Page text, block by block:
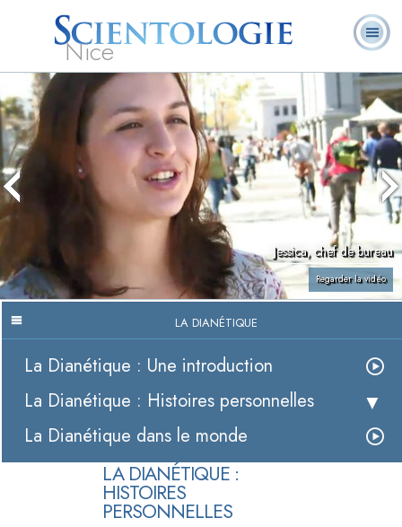
Nice
L. Ron Hubbard
Qu’est-ce que la
Scientologie ?
Ministres
volontaires
Livres
Jessica, chef de bureau
Regarder la vidéo
LA DIANÉTIQUE
La Dianétique : Une introduction
La Dianétique : Histoires personnelles
La Dianétique dans le monde
LA DIANÉTIQUE :
HISTOIRES
PERSONNELLES